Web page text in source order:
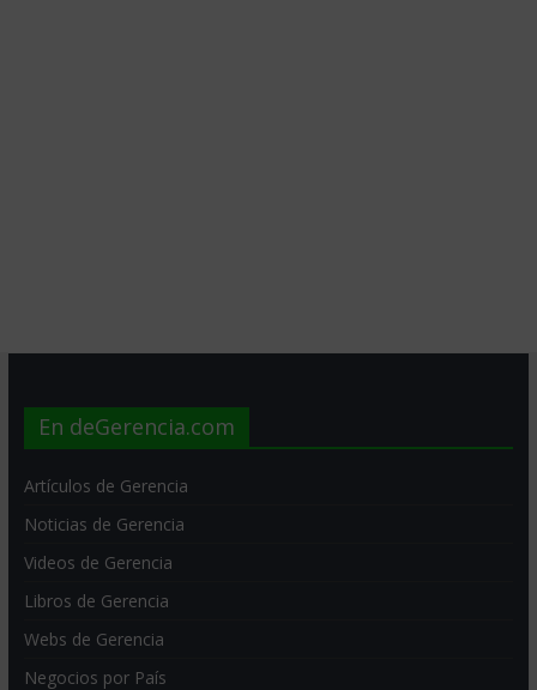
En deGerencia.com
Artículos de Gerencia
Noticias de Gerencia
Videos de Gerencia
Libros de Gerencia
Webs de Gerencia
Negocios por País